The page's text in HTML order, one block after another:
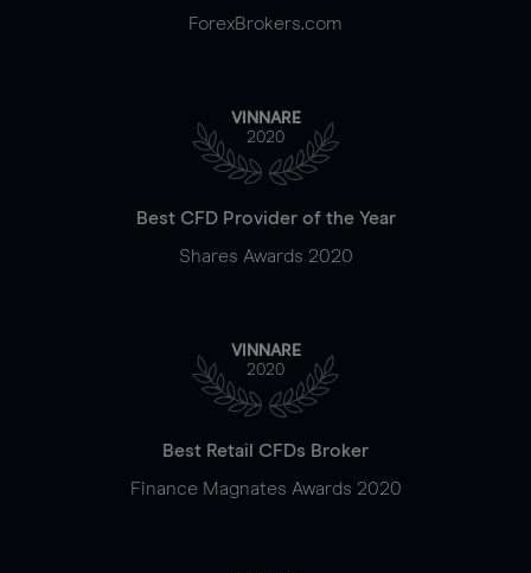
ForexBrokers.com
VINNARE
2020
Best CFD Provider of the Year
Shares Awards 2020
VINNARE
2020
Best Retail CFDs Broker
Finance Magnates Awards 2020